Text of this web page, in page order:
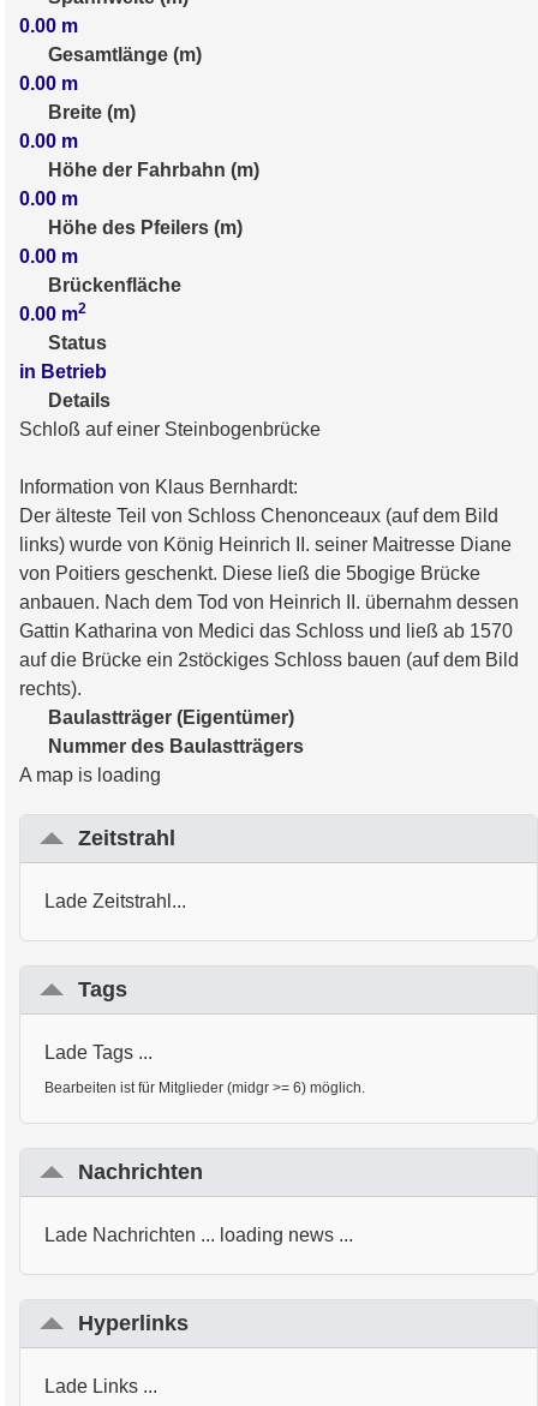
0.00 m
Gesamtlänge (m)
0.00 m
Breite (m)
0.00 m
Höhe der Fahrbahn (m)
0.00 m
Höhe des Pfeilers (m)
0.00 m
Brückenfläche
0.00 m2
Status
in Betrieb
Details
Schloß auf einer Steinbogenbrücke
Information von Klaus Bernhardt:
Der älteste Teil von Schloss Chenonceaux (auf dem Bild
links) wurde von König Heinrich II. seiner Maitresse Diane
von Poitiers geschenkt. Diese ließ die 5bogige Brücke
anbauen. Nach dem Tod von Heinrich II. übernahm dessen
Gattin Katharina von Medici das Schloss und ließ ab 1570
auf die Brücke ein 2stöckiges Schloss bauen (auf dem Bild
rechts).
Baulastträger (Eigentümer)
Nummer des Baulastträgers
A map is loading
Zeitstrahl
Lade Zeitstrahl...
Tags
Lade Tags ...
Bearbeiten ist für Mitglieder (midgr >= 6) möglich.
Nachrichten
Lade Nachrichten ... loading news ...
Hyperlinks
Lade Links ...